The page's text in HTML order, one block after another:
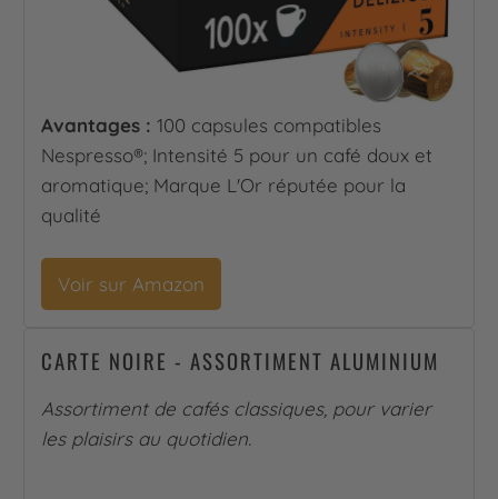
Avantages : 100 capsules compatibles
Nespresso®; Intensité 5 pour un café doux et
aromatique; Marque L'Or réputée pour la
qualité
Voir sur Amazon
CARTE NOIRE - ASSORTIMENT ALUMINIUM
Assortiment de cafés classiques, pour varier
les plaisirs au quotidien.